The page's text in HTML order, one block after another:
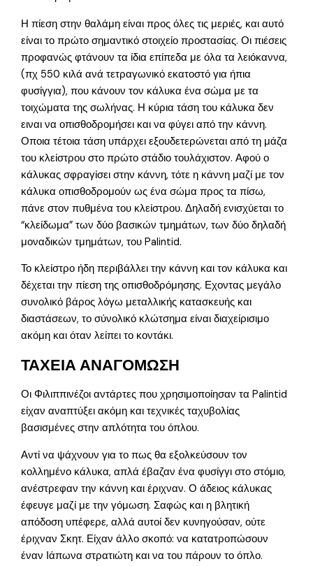
Η πίεση στην θαλάμη είναι προς όλες τις μεριές, και αυτό
είναι το πρώτο σημαντικό στοιχείο προστασίας. Οι πιέσεις
προφανώς φτάνουν τα ίδια επίπεδα με όλα τα λειόκαννα,
(πχ 550 κιλά ανά τετραγωνικό εκατοστό για ήπια
φυσίγγια), που κάνουν τον κάλυκα ένα σώμα με τα
τοιχώματα της σωλήνας. Η κύρια τάση του κάλυκα δεν
ειναι να οπισθοδρομήσει και να φύγει από την κάννη.
Οποια τέτοια τάση υπάρχει εξουδετερώνεται από τη μάζα
του κλείστρου στο πρώτο στάδιο τουλάχιστον. Αφού ο
κάλυκας σφραγίσει στην κάννη, τότε η κάννη μαζί με τον
κάλυκα οπισθοδρομούν ως ένα σώμα προς τα πίσω,
πάνε στον πυθμένα του κλείστρου. Δηλαδή ενισχύεται το
“κλείδωμα” των δύο βασικών τμημάτων, των δύο δηλαδή
μοναδικών τμημάτων, του Palintid.
Το κλείστρο ήδη περιβάλλει την κάννη και τον κάλυκα και
δέχεται την πίεση της οπισθοδρόμησης. Εχοντας μεγάλο
συνολικό βάρος λόγω μεταλλικής κατασκευής και
διαστάσεων, το σύνολικό κλώτσημα είναι διαχείρισιμο
ακόμη και όταν λείπει το κοντάκι.
ΤΑΧΕΙΑ ΑΝΑΓΟΜΩΣΗ
Οι Φιλιππινέζοι αντάρτες που χρησιμοποίησαν τα Palintid
είχαν αναπτύξει ακόμη και τεχνικές ταχυβολίας
βασισμένες στην απλότητα του όπλου.
Αντί να ψάχνουν για το πως θα εξολκεύσουν τον
κολλημένο κάλυκα, απλά έβαζαν ένα φυσίγγι στο στόμιο,
ανέστρεφαν την κάννη και έριχναν. Ο άδειος κάλυκας
έφευγε μαζί με την γόμωση. Σαφώς και η βλητική
απόδοση υπέφερε, αλλά αυτοί δεν κυνηγούσαν, ούτε
έριχναν Σκητ. Είχαν άλλο σκοπό: να κατατροπώσουν
έναν Ιάπωνα στρατιώτη και να του πάρουν το όπλο.